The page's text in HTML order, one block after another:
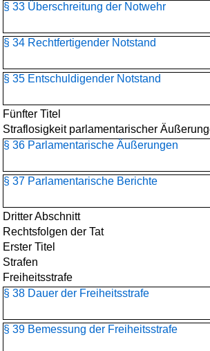
§ 33 Überschreitung der Notwehr
§ 34 Rechtfertigender Notstand
§ 35 Entschuldigender Notstand
Fünfter Titel
Straflosigkeit parlamentarischer
§ 36 Parlamentarische Äußerungen
§ 37 Parlamentarische Berichte
Dritter Abschnitt
Rechtsfolgen der Tat
Erster Titel
Strafen
Freiheitsstrafe
§ 38 Dauer der Freiheitsstrafe
§ 39 Bemessung der Freiheitsstrafe